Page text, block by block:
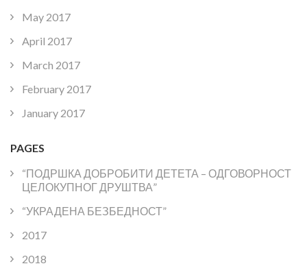
May 2017
April 2017
March 2017
February 2017
January 2017
PAGES
“ПОДРШКА ДОБРОБИТИ ДЕТЕТА – ОДГОВОРНОСТ
ЦЕЛОКУПНОГ ДРУШТВА”
“УКРАДЕНА БЕЗБЕДНОСТ”
2017
2018